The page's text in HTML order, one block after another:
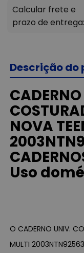
Descrição do
NOVA
Uso
O CADERNO UNIV.
MULTI